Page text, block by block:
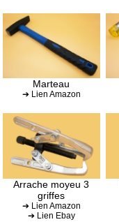
Marteau
➔ Lien Amazon
Arrache moyeu 3
griffes
➔ Lien Amazon
➔ Lien Ebay